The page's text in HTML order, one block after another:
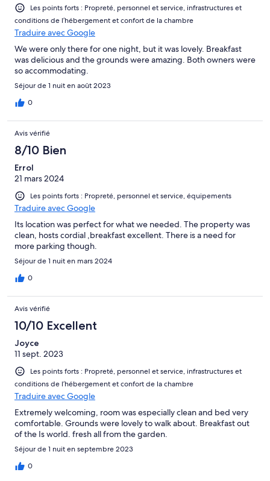
Les points forts : Propreté, personnel et service, infrastructures et
conditions de l’hébergement et confort de la chambre
Traduire avec Google
We were only there for one night, but it was lovely. Breakfast
was delicious and the grounds were amazing. Both owners were
so accommodating.
Séjour de 1 nuit en août 2023
0
Avis vérifié
8/10 Bien
Errol
21 mars 2024
Les points forts : Propreté, personnel et service, équipements
Traduire avec Google
Its location was perfect for what we needed. The property was
clean, hosts cordial ,breakfast excellent. There is a need for
more parking though.
Séjour de 1 nuit en mars 2024
0
Avis vérifié
10/10 Excellent
Joyce
11 sept. 2023
Les points forts : Propreté, personnel et service, infrastructures et
conditions de l’hébergement et confort de la chambre
Traduire avec Google
Extremely welcoming, room was especially clean and bed very
comfortable. Grounds were lovely to walk about. Breakfast out
of the Is world. fresh all from the garden.
Séjour de 1 nuit en septembre 2023
0